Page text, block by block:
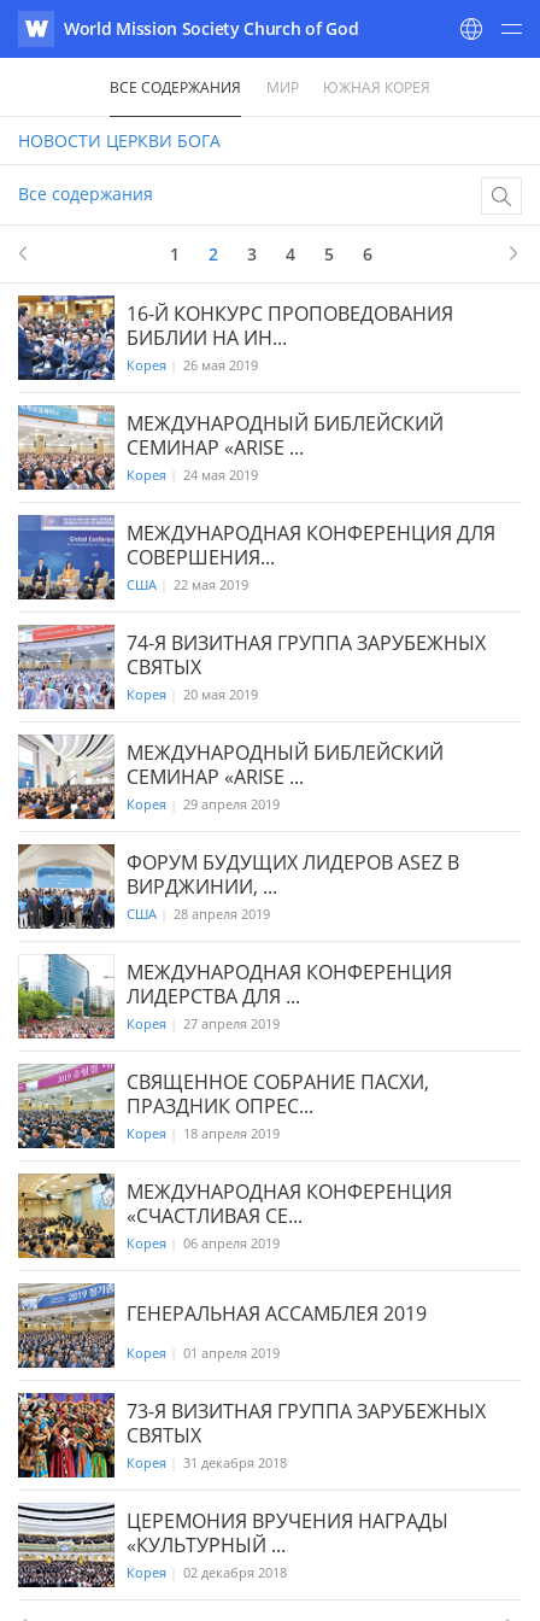
WATV
World Mission Society Church of God
ВСЕ СОДЕРЖАНИЯ МИР ЮЖНАЯ КОРЕЯ
НОВОСТИ ЦЕРКВИ БОГА
Все содержания
1 2 3 4 5 6
16-Й КОНКУРС ПРОПОВЕДОВАНИЯ
БИБЛИИ НА ИН...
Корея 26 мая 2019
МЕЖДУНАРОДНЫЙ БИБЛЕЙСКИЙ
СЕМИНАР «ARISE ...
Корея 24 мая 2019
МЕЖДУНАРОДНАЯ КОНФЕРЕНЦИЯ ДЛЯ
СОВЕРШЕНИЯ...
США 22 мая 2019
74-Я ВИЗИТНАЯ ГРУППА ЗАРУБЕЖНЫХ
СВЯТЫХ
Корея 20 мая 2019
МЕЖДУНАРОДНЫЙ БИБЛЕЙСКИЙ
СЕМИНАР «ARISE ...
Корея 29 апреля 2019
ФОРУМ БУДУЩИХ ЛИДЕРОВ ASEZ В
ВИРДЖИНИИ, ...
США 28 апреля 2019
МЕЖДУНАРОДНАЯ КОНФЕРЕНЦИЯ
ЛИДЕРСТВА ДЛЯ ...
Корея 27 апреля 2019
СВЯЩЕННОЕ СОБРАНИЕ ПАСХИ,
ПРАЗДНИК ОПРЕС...
Корея 18 апреля 2019
МЕЖДУНАРОДНАЯ КОНФЕРЕНЦИЯ
«СЧАСТЛИВАЯ СЕ...
Корея 06 апреля 2019
ГЕНЕРАЛЬНАЯ АССАМБЛЕЯ 2019
Корея 01 апреля 2019
73-Я ВИЗИТНАЯ ГРУППА ЗАРУБЕЖНЫХ
СВЯТЫХ
Корея 31 декабря 2018
ЦЕРЕМОНИЯ ВРУЧЕНИЯ НАГРАДЫ
«КУЛЬТУРНЫЙ ...
Корея 02 декабря 2018